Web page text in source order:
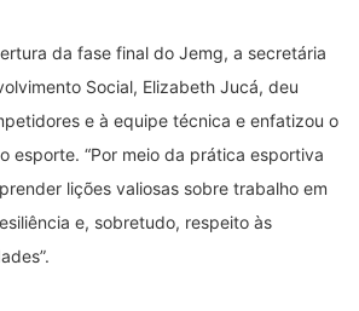
da fase final do Jemg, a secretária
Social, Elizabeth Jucá, deu
e à equipe técnica e enfatizou o
esporte. “Por meio da prática esportiva
lições valiosas sobre trabalho em
e, sobretudo, respeito às